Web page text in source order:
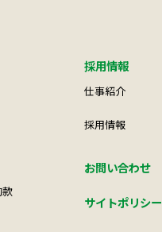
採用情報
仕事紹介
採用情報
お問い合わせ
サイトポリシー